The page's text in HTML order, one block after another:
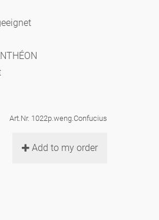
Art.Nr. 1022p.weng.Confucius
Add to my order